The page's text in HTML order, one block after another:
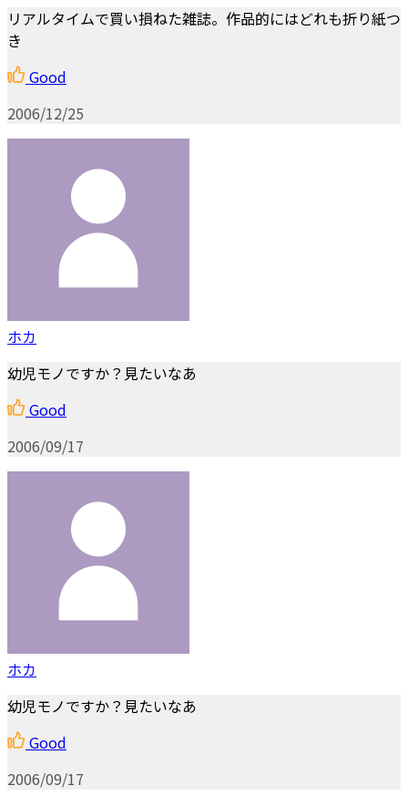
リアルタイムで買い損ねた雑誌。作品的にはどれも折り紙つ
き
Good
2006/12/25
ホカ
幼児モノですか？見たいなあ
Good
2006/09/17
ホカ
幼児モノですか？見たいなあ
Good
2006/09/17